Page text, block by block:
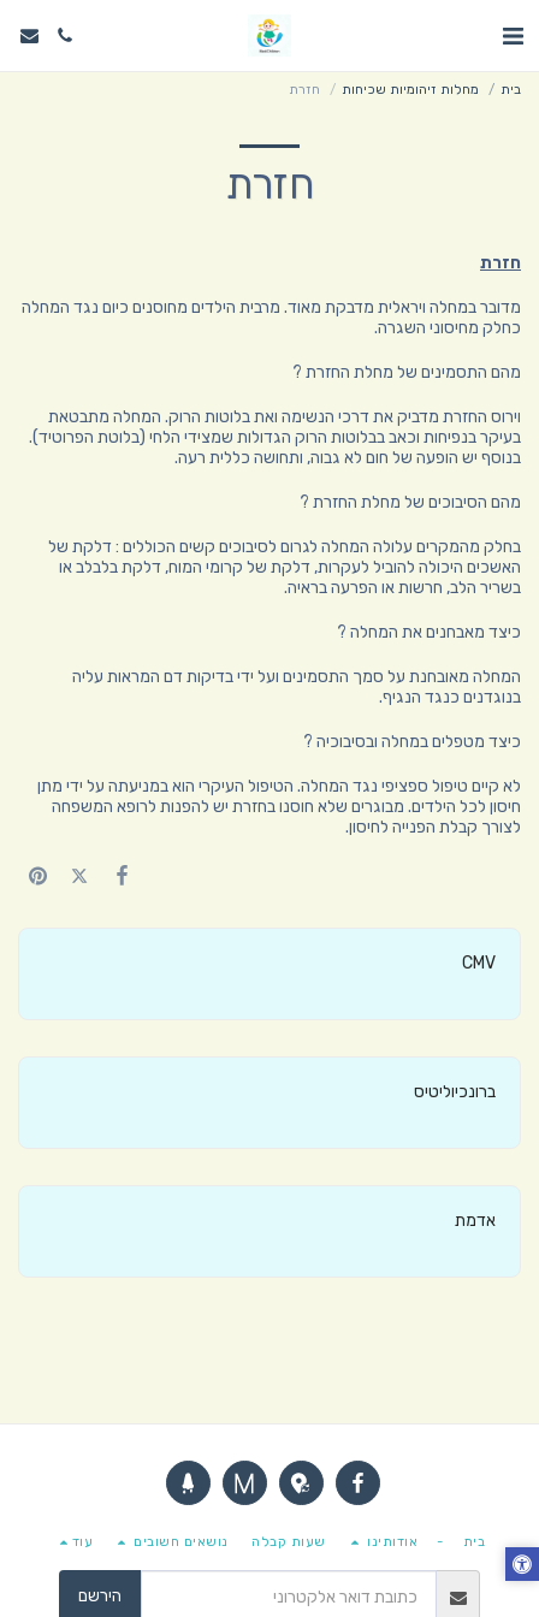
בית מחלות זיהומיות שכיחות חזרת
חזרת
חזרת
מדובר במחלה ויראלית מדבקת מאוד. מרבית הילדים מחוסנים כיום נגד המחלה
כחלק מחיסוני השגרה.
מהם התסמינים של מחלת החזרת ?
וירוס החזרת מדביק את דרכי הנשימה ואת בלוטות הרוק. המחלה מתבטאת
בעיקר בנפיחות וכאב בבלוטות הרוק הגדולות שמצידי הלחי (בלוטת הפרוטיד).
בנוסף יש הופעה של חום לא גבוה, ותחושה כללית רעה.
מהם הסיבוכים של מחלת החזרת ?
בחלק מהמקרים עלולה המחלה לגרום לסיבוכים קשים הכוללים : דלקת של
האשכים היכולה להוביל לעקרות, דלקת של קרומי המוח, דלקת בלבלב או
בשריר הלב, חרשות או הפרעה בראיה.
כיצד מאבחנים את המחלה ?
המחלה מאובחנת על סמך התסמינים ועל ידי בדיקות דם המראות עליה
בנוגדנים כנגד הנגיף.
כיצד מטפלים במחלה ובסיבוכיה ?
לא קיים טיפול ספציפי נגד המחלה. הטיפול העיקרי הוא במניעתה על ידי מתן
חיסון לכל הילדים. מבוגרים שלא חוסנו בחזרת יש להפנות לרופא המשפחה
לצורך קבלת הפנייה לחיסון.
CMV
ברונכיוליטיס
אדמת
בית - אודותינו שעות קבלה נושאים חשובים עוד
הירשם